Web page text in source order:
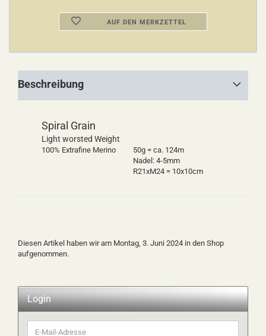
AUF DEN MERKZETTEL
Beschreibung
Spiral Grain
Light worsted Weight
100% Extrafine Merino
50g = ca. 124m
Nadel: 4-5mm
R21xM24 = 10x10cm
Diesen Artikel haben wir am Montag, 3. Juni 2024 in den Shop
aufgenommen.
Login
E-